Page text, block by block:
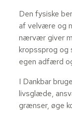
Den fysiske
af velvære og
nærvær giver
kropssprog og
egen adfærd
I Dankbar
livsglæde,
grænser, øge